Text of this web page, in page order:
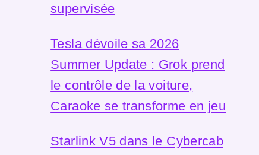
supervisée
Tesla dévoile sa 2026
Summer Update : Grok prend
le contrôle de la voiture,
Caraoke se transforme en jeu
Starlink V5 dans le Cybercab